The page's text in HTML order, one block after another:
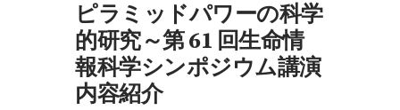
ピラミッドパワーの科学
的研究～第 61 回生命情
報科学シンポジウム講演
内容紹介